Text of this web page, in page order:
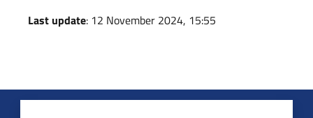
Last update: 12 November 2024, 15:55